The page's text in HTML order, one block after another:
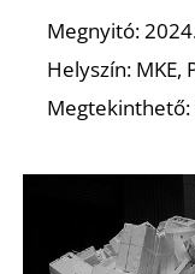
Megnyitó:
Helyszín:
Megtekinthető: